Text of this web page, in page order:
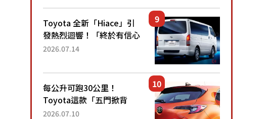
公里，兼具優異節能表現與
舒適「三...
Toyota 全新「Hiace」引
發熱烈迴響！「終於有信心
下訂了！」「哪個等級交車
後竟然還要等「超過半年」
才能交車？...
2026.07.14
每公升可跑30公里！
Toyota這款「五門掀背
車」真的很厲害！ 擁有全
2026.07.10